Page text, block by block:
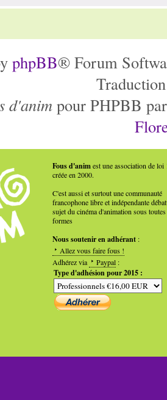
phpBB® Forum
d'anim pour PHPBB
Fous d'animest une association de loi
créée en 2000.
C'est aussi et surtout une communauté
francophone libre et indépendante
sujet du cinéma d'animation sous toutes
formes
Nous soutenir en adhérant :
Allez vous faire fous !
Adhérez via
Paypal :
Type d'adhésion pour 2015 :